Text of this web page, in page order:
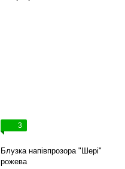
3
Блузка напівпрозора "Шері"
рожева